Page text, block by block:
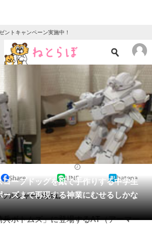
ントキャンペーン実施中！
クイズ
地域
教育・育児
総合ページ
コープドッグを紙で手作りする中学生
ズまで再現する神業にむせるしかな
Share LINE hatena
ルジャーの領域。
ボトムズ」に登場するAT（アーマー